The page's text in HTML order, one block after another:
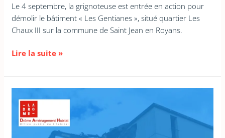
Le 4 septembre, la grignoteuse est entrée en action pour
démolir le bâtiment « Les Gentianes », situé quartier Les
Chaux III sur la commune de Saint Jean en Royans.
Lire la suite »
Roc
poursuit
sa